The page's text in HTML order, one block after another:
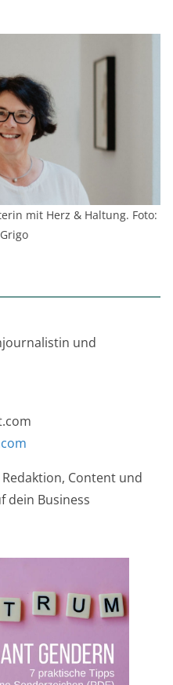
mit Herz & Haltung. Foto:
und
Content und
dein Business